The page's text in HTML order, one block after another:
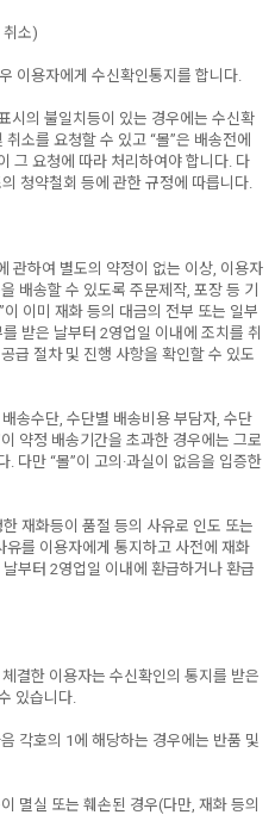
취소)
이용자에게 수신확인통지를 합니다.
의 불일치등이 있는 경우에는 수신확
소를 요청할 수 있고 “몰”은 배송전에
그 요청에 따라 처리하여야 합니다. 다
청약철회 등에 관한 규정에 따릅니다.
관하여 별도의 약정이 없는 이상, 이용자
배송할 수 있도록 주문제작, 포장 등 기
이미 재화 등의 대금의 전부 또는 일부
받은 날부터 2영업일 이내에 조치를 취
급 절차 및 진행 사항을 확인할 수 있도
송수단, 수단별 배송비용 부담자, 수단
약정 배송기간을 초과한 경우에는 그로
다만 “몰”이 고의·과실이 없음을 입증한
재화등이 품절 등의 사유로 인도 또는
를 이용자에게 통지하고 사전에 재화
부터 2영업일 이내에 환급하거나 환급
결한 이용자는 수신확인의 통지를 받은
있습니다.
각호의 1에 해당하는 경우에는 반품 및
멸실 또는 훼손된 경우(다만, 재화 등의